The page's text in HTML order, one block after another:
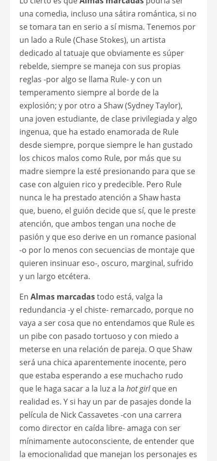
una comedia, incluso una sátira romántica, si no
se tomara tan en serio a sí misma. Tenemos por
un lado a Rule (Chase Stokes), un artista
dedicado al tatuaje que obviamente es súper
rebelde, siempre se maneja con sus propias
reglas -por algo se llama Rule- y con un
temperamento siempre al borde de la
explosión; y por otro a Shaw (Sydney Taylor),
una joven estudiante, de clase privilegiada y algo
ingenua, que ha estado enamorada de Rule
desde siempre, porque siempre le han gustado
los chicos malos como Rule, por más que su
madre siempre la esté presionando para que se
case con alguien rico y predecible. Pero Rule
nunca le ha prestado atención a Shaw hasta
que, bueno, el guión decide que sí, que le preste
atención, que ambos tengan una noche de
pasión y que eso derive en un romance pasional
-o por lo menos con secuencias de montaje que
quieren insinuar eso-, oscuro, marginal, sufrido
y un largo etcétera.
En Almas marcadastodo está, valga la
redundancia -y el chiste- remarcado, porque no
vaya a ser cosa que no entendamos que Rule es
un pibe con pasado tortuoso y con miedo a
meterse en una relación de pareja. O que Shaw
será una chica aparentemente inocente, pero
que estaba esperando a ese muchacho rudo
que le haga sacar a la luz a la hot girlque en
realidad es. Y si hay un par de pasajes donde la
película de Nick Cassavetes -con una carrera
como director en caída libre- amaga con ser
mínimamente autoconsciente, de entender que
la emocionalidad que manejan los personajes es